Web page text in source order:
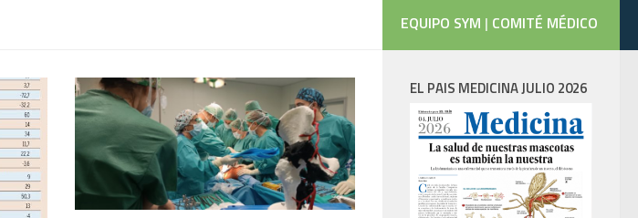
EQUIPO SYM | COMITÉ MÉDICO
EL PAIS MEDICINA JULIO 2026